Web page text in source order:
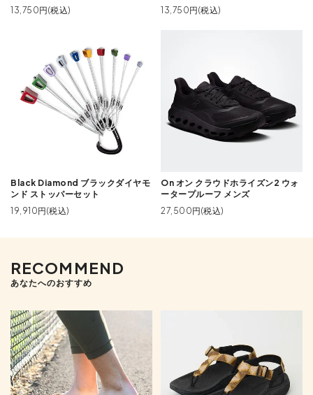
13,750円(税込)
13,750円(税込)
Black Diamond ブラックダイヤモ
ンド ストッパーセット
19,910円(税込)
On オン クラウドホライズン2 ウォ
ータープルーフ メンズ
27,500円(税込)
RECOMMEND
あなたへのおすすめ